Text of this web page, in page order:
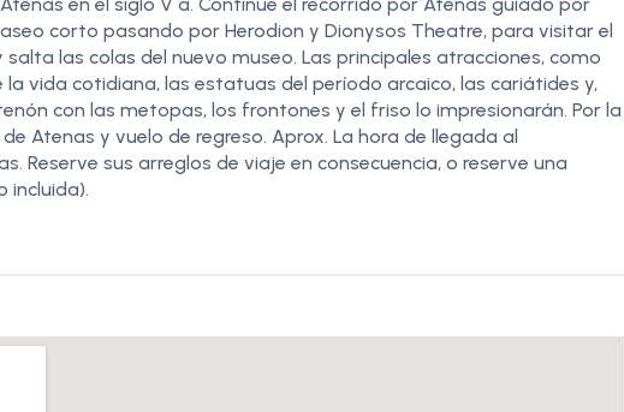
corto pasando por Herodion y Dionysos Theatre, para visitar el
salta las colas del nuevo museo. Las principales atracciones, como
vida cotidiana, las estatuas del período arcaico, las cariátides y,
con las metopas, los frontones y el friso lo impresionarán. Por la
Atenas y vuelo de regreso. Aprox. La hora de llegada al
Reserve sus arreglos de viaje en consecuencia, o reserve una
incluida).